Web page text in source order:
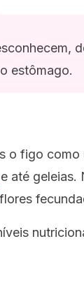
estômago.
o figo
e até geleias.